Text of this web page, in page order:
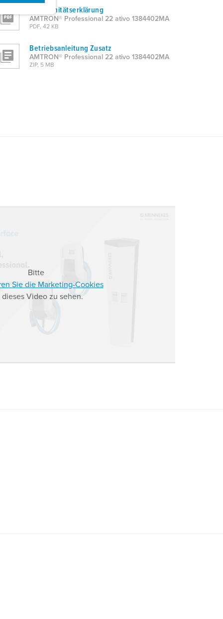
Konformitätserklärung
AMTRON® Professional 22 ativo 1384402MA
PDF, 42 KB
Betriebsanleitung Zusatz
AMTRON® Professional 22 ativo 1384402MA
ZIP, 5 MB
Bitte
Sie die Marketing-Cookies
dieses Video zu sehen.